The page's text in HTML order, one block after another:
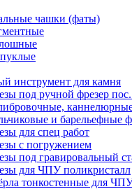
чашки (фаты)
инструмент для камня
под ручной фрезер
и барельефные
для спец работ
с погружением
под гравировальный
для ЧПУ поликристалл
тонкостенные для